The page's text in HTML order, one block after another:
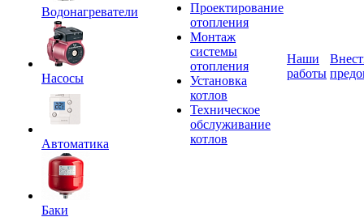
Водонагреватели
Насосы
Автоматика
Баки
Проектирование
отопления
Монтаж
системы
отопления
Установка
котлов
Техническое
обслуживание
котлов
Наши
работы